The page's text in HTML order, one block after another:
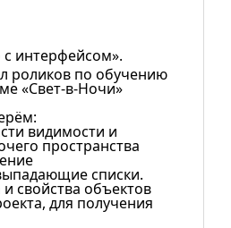
интерфейсом».
роликов по обучению
«Свет-в-Ночи»
видимости и
пространства
списки.
свойства объектов
для получения